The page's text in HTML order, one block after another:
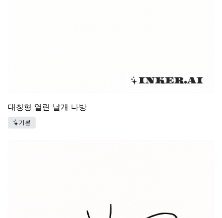
대칭형 열린 날개 나방
기본